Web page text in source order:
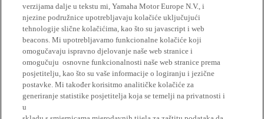
verzijama dalje u tekstu mi, Yamaha Motor Europe N.V., i
njezine podružnice upotrebljavaju kolačiće uključujući
tehnologije slične kolačićima, kao što su javascript i web
beacons. Mi upotrebljavamo funkcionalne kolačiće koji
omogučavaju ispravno djelovanje naše web stranice i
omogučuju osnovne funkcionalnosti naše web stranice prema
posjetitelju, kao što su vaše informacije o logiranju i jezične
postavke. Mi također korisitmo analitičke kolačiće za
generiranje statistike posjetitelja koja se temelji na privatnosti i
u